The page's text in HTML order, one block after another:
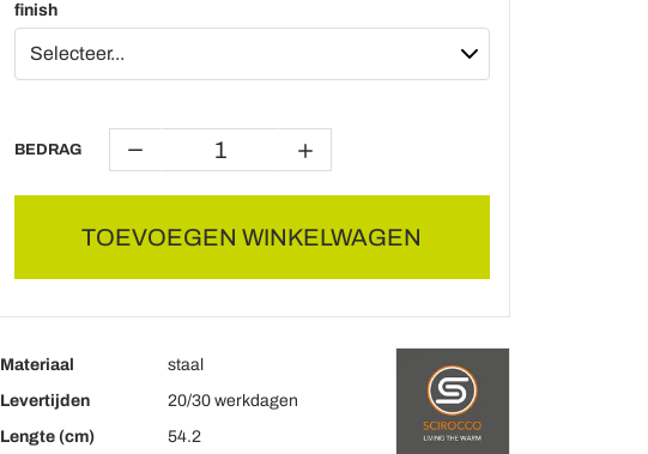
finish
BEDRAG
TOEVOEGEN WINKELWAGEN
Materiaal
staal
Levertijden
20/30 werkdagen
Lengte (cm)
54.2